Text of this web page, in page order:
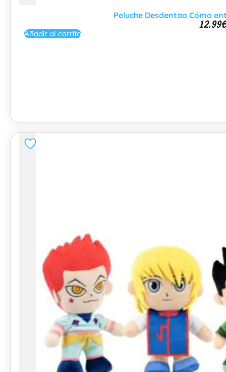
Peluche Desdentao Cómo
12.99€
Añadir al carrito